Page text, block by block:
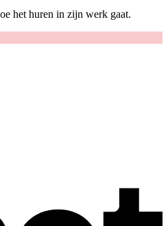
het huren in zijn werk gaat.